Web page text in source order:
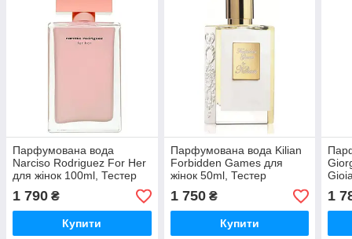
Парфумована вода
Narciso Rodriguez For Her
для жінок 100ml, Тестер
Франція
1 790 ₴
Купити
Парфумована вода Kilian
Forbidden Games для
жінок 50ml, Тестер
Франція
1 750₴
Купити
1